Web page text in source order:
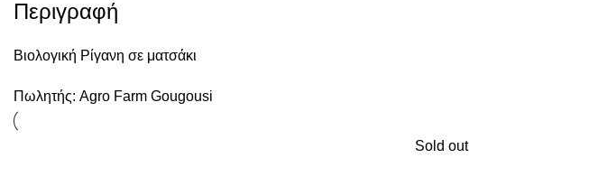
Περιγραφή
Βιολογική Ρίγανη σε ματσάκι
Πωλητής: Agro Farm Gougousi
Sold out